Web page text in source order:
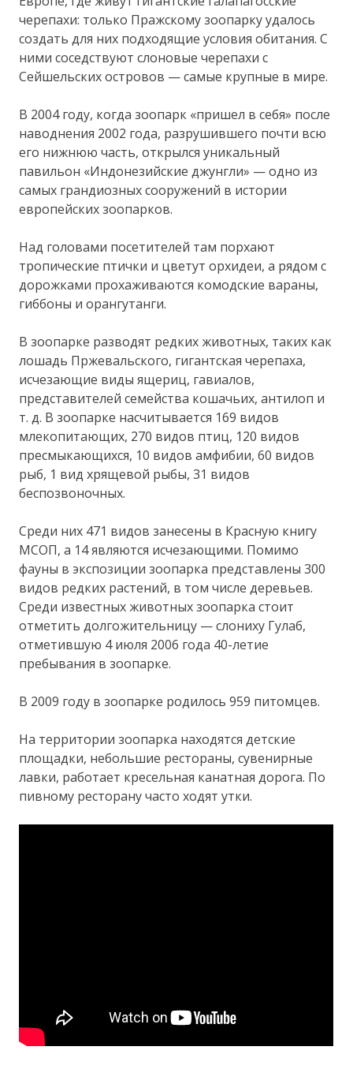
черепахи: только Пражскому зоопарку удалось
создать для них подходящие условия обитания. С
ними соседствуют слоновые черепахи с
Сейшельских островов — самые крупные в мире.
В 2004 году, когда зоопарк «пришел в себя» после
наводнения 2002 года, разрушившего почти всю
его нижнюю часть, открылся уникальный
павильон «Индонезийские джунгли» — одно из
самых грандиозных сооружений в истории
европейских зоопарков.
Над головами посетителей там порхают
тропические птички и цветут орхидеи, а рядом с
дорожками прохаживаются комодские вараны,
гиббоны и орангутанги.
В зоопарке разводят редких животных, таких как
лошадь Пржевальского, гигантская черепаха,
исчезающие виды ящериц, гавиалов,
представителей семейства кошачьих, антилоп и
т. д. В зоопарке насчитывается 169 видов
млекопитающих, 270 видов птиц, 120 видов
пресмыкающихся, 10 видов амфибии, 60 видов
рыб, 1 вид хрящевой рыбы, 31 видов
беспозвоночных.
Среди них 471 видов занесены в Красную книгу
МСОП, а 14 являются исчезающими. Помимо
фауны в экспозиции зоопарка представлены 300
видов редких растений, в том числе деревьев.
Среди известных животных зоопарка стоит
отметить долгожительницу — слониху Гулаб,
отметившую 4 июля 2006 года 40-летие
пребывания в зоопарке.
В 2009 году в зоопарке родилось 959 питомцев.
На территории зоопарка находятся детские
площадки, небольшие рестораны, сувенирные
лавки, работает кресельная канатная дорога. По
пивному ресторану часто ходят утки.